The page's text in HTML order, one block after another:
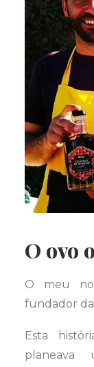
O ovo
O meu
fundador da
Esta
planeava